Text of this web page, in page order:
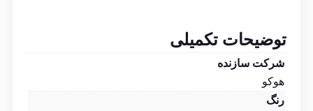
توضیحات تکمیلی
شرکت سازنده
هوکو
رنگ